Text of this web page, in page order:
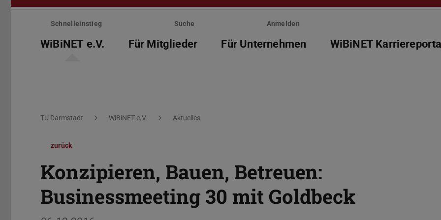
Menü
überspringenSchnelleinstieg Suche Anmelden
WiBiNET e.V. Für Mitglieder Für Unternehmen WiBiNET Karriereportal
Sie befinden sich hier:
TU Darmstadt WiBiNET e.V. Aktuelles
zurück
Konzipieren, Bauen, Betreuen:
Businessmeeting 30 mit Goldbeck